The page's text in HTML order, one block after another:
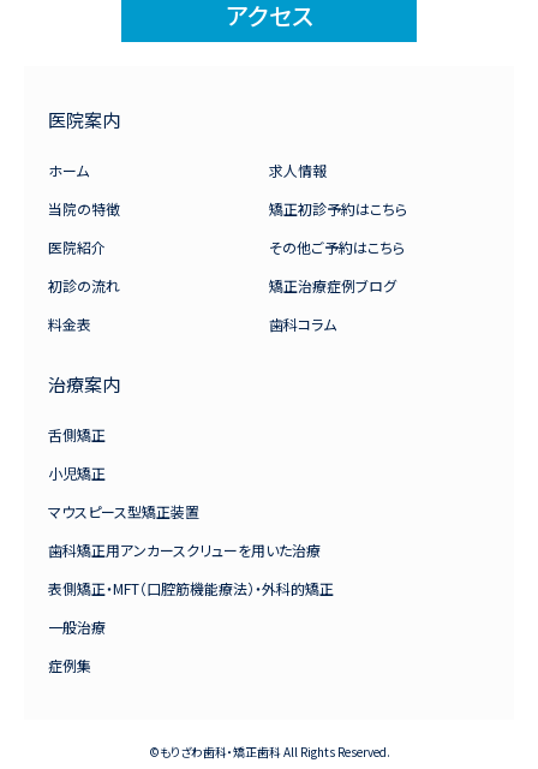
アクセス
医院案内
ホーム
当院の特徴
医院紹介
初診の流れ
料金表
求人情報
矯正初診予約はこちら
その他ご予約はこちら
矯正治療症例ブログ
歯科コラム
治療案内
舌側矯正
小児矯正
マウスピース型矯正装置
歯科矯正用アンカースクリューを用いた治療
表側矯正・MFT（口腔筋機能療法）・外科的矯正
一般治療
症例集
©もりざわ歯科・矯正歯科 All Rights Reserved.